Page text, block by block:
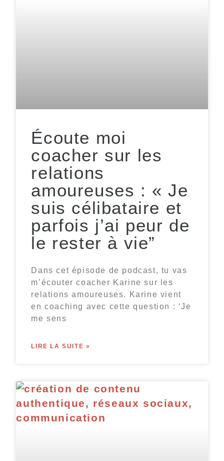
Écoute moi
coacher sur les
relations
amoureuses : « Je
suis célibataire et
parfois j’ai peur de
le rester à vie”
Dans cet épisode de podcast, tu vas
m’écouter coacher Karine sur les
relations amoureuses. Karine vient
en coaching avec cette question : ‘Je
me sens
LIRE LA SUITE »